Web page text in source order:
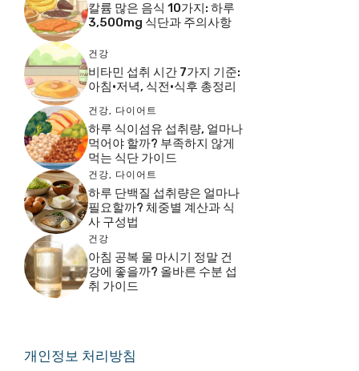
칼륨 많은 음식 10가지: 하루
3,500mg 식단과 주의사항
건강
비타민 섭취 시간 7가지 기준:
아침·저녁, 식전·식후 총정리
건강, 다이어트
하루 식이섬유 섭취량, 얼마나
먹어야 할까? 부족하지 않게
먹는 식단 가이드
건강, 다이어트
하루 단백질 섭취량은 얼마나
필요할까? 체중별 계산과 식
사 구성법
건강
아침 공복 물 마시기 정말 건
강에 좋을까? 올바른 수분 섭
취 가이드
개인정보 처리방침